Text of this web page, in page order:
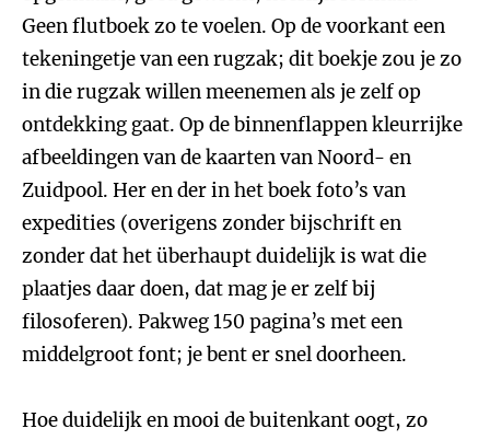
Geen flutboek zo te voelen. Op de voorkant een
tekeningetje van een rugzak; dit boekje zou je zo
in die rugzak willen meenemen als je zelf op
ontdekking gaat. Op de binnenflappen kleurrijke
afbeeldingen van de kaarten van Noord- en
Zuidpool. Her en der in het boek foto’s van
expedities (overigens zonder bijschrift en
zonder dat het überhaupt duidelijk is wat die
plaatjes daar doen, dat mag je er zelf bij
filosoferen). Pakweg 150 pagina’s met een
middelgroot font; je bent er snel doorheen.
Hoe duidelijk en mooi de buitenkant oogt, zo